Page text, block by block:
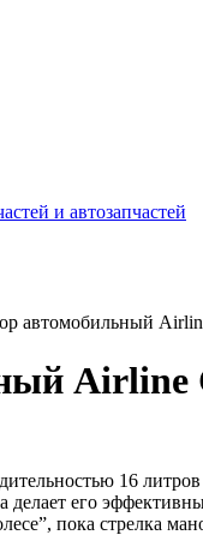
автомобильный
Airline
16
делает его
пока стрелка